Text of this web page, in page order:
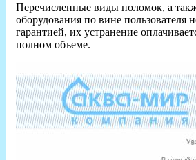
Перечисленные виды поломок, а
оборудования по вине пользователя
гарантией, их устранение
полном объеме.